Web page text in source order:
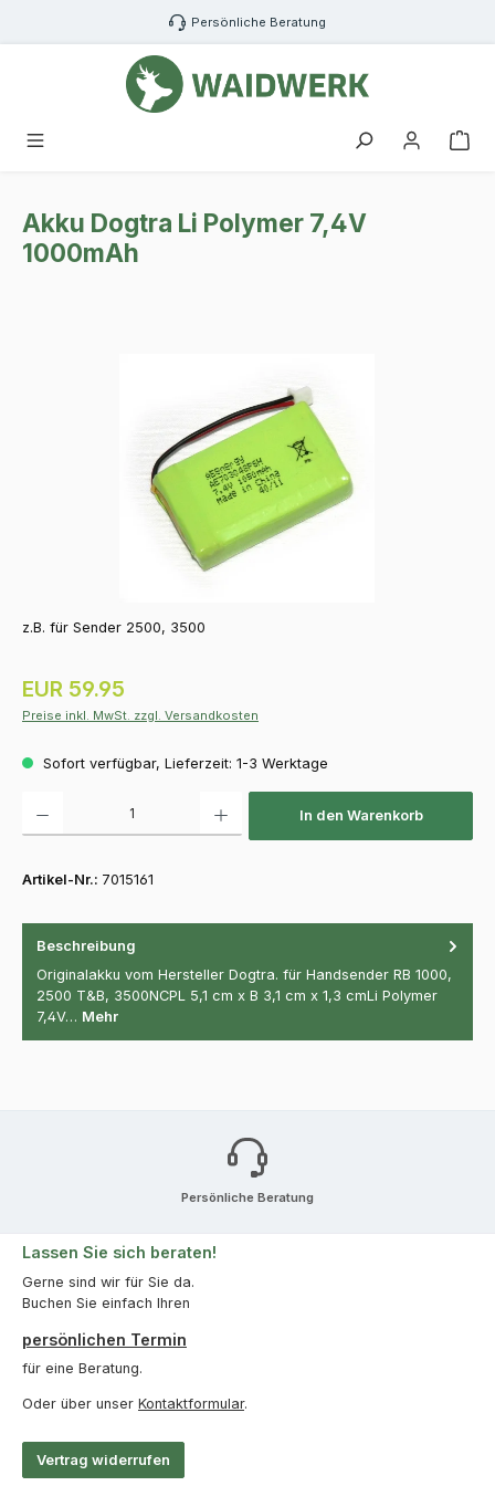
Zum Hauptinhalt springen Persönliche Beratung
Akku Dogtra Li Polymer 7,4V
1000mAh
z.B. für Sender 2500, 3500
Regulärer Preis:
EUR 59.95
Preise inkl. MwSt. zzgl. Versandkosten
Sofort verfügbar, Lieferzeit: 1-3 Werktage
In den Warenkorb
Artikel-Nr.: 7015161
Beschreibung
Originalakku vom Hersteller Dogtra. für Handsender RB 1000,
2500 T&B, 3500NCPL 5,1 cm x B 3,1 cm x 1,3 cmLi Polymer
7,4V… Mehr
Persönliche Beratung
Lassen Sie sich beraten!
Gerne sind wir für Sie da.
Buchen Sie einfach Ihren
persönlichen Termin
für eine Beratung.
Oder über unser Kontaktformular.
Vertrag widerrufen